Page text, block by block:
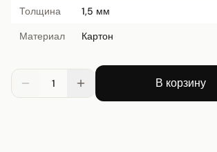
Толщина
1,5 мм
Материал
Картон
1 В корзину